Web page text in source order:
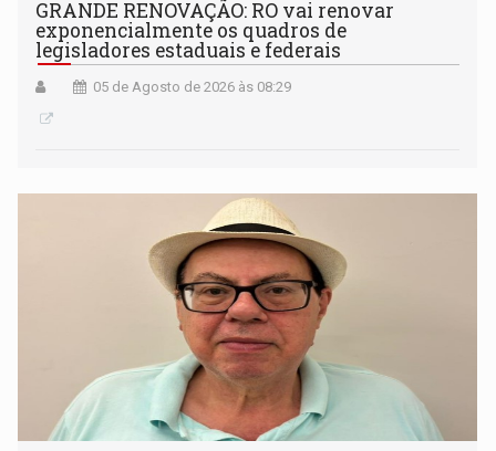
GRANDE RENOVAÇÃO: RO vai renovar
exponencialmente os quadros de
legisladores estaduais e federais
05 de Agosto de 2026 às 08:29